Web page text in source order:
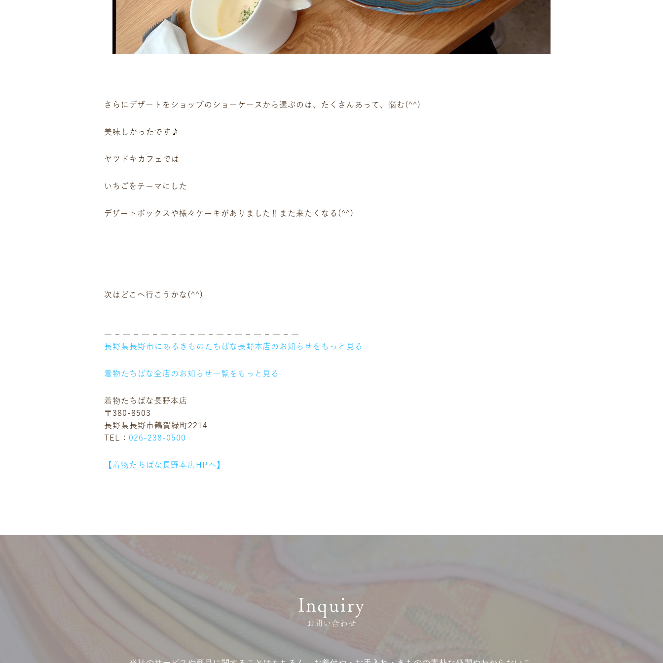
ギャラリー
イベント
店舗一覧
企業情報
ビジョン
沿革
サステナビリティ
クーリングオフ
よくある質問
積立カード
さらにデザートをショップのショーケースから選ぶのは、たくさんあって、悩む(^^)
美味しかったです♪
ヤツドキカフェでは
いちごをテーマにした
デザートボックスや様々ケーキがありました‼️また来たくなる(^^)
次はどこへ行こうかな(^^)
― – ― – ― – ― – ― – ― – ― – ― – ― – ― – ―
長野県長野市にあるきものたちばな長野本店のお知らせをもっと見る
着物たちばな全店のお知らせ一覧をもっと見る
着物たちばな長野本店
〒380-8503
長野県長野市鶴賀緑町2214
TEL： 026-238-0500
【着物たちばな長野本店HPへ】
Inquiry
お問い合わせ